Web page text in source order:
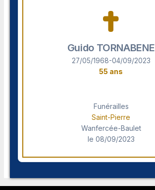
Guido TORNABENE
27/05/1968-04/09/2023
55 ans
Funérailles
Saint-Pierre
Wanfercée-Baulet
le 08/09/2023